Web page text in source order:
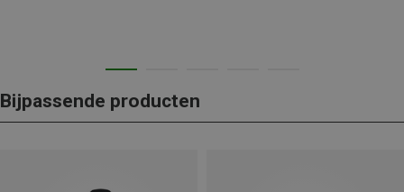
Bijpassende producten